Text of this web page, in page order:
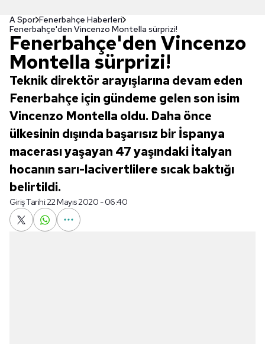
A Spor Fenerbahçe Haberleri
Fenerbahçe'den Vincenzo Montella sürprizi!
Fenerbahçe'den Vincenzo
Montella sürprizi!
Teknik direktör arayışlarına devam eden
Fenerbahçe için gündeme gelen son isim
Vincenzo Montella oldu. Daha önce
ülkesinin dışında başarısız bir İspanya
macerası yaşayan 47 yaşındaki İtalyan
hocanın sarı-lacivertlilere sıcak baktığı
belirtildi.
Giriş Tarihi:22 Mayıs 2020 - 06:40